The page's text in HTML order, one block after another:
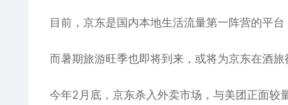
目前，京东是国内本地生活流量第一阵营的平
而暑期旅游旺季也即将到来，或将为京东在酒旅
今年2月底，京东杀入外卖市场，与美团正面较量